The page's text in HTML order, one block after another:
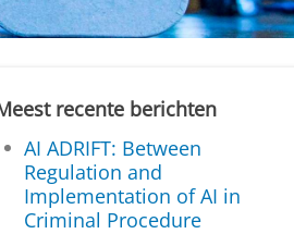
recente berichten
AI ADRIFT: Between
Regulation and
Implementation of AI in
Criminal Procedure